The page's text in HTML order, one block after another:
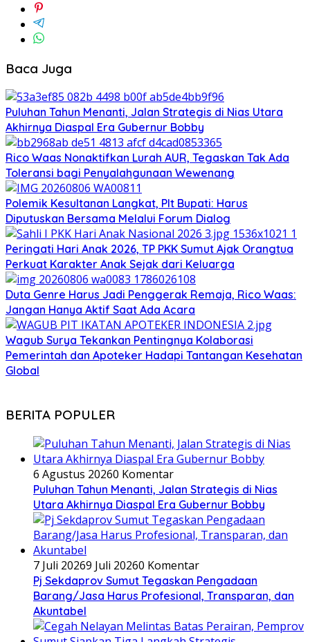
Baca Juga
Puluhan Tahun Menanti, Jalan Strategis di Nias Utara
Akhirnya Diaspal Era Gubernur Bobby
Rico Waas Nonaktifkan Lurah AUR, Tegaskan Tak Ada
Toleransi bagi Penyalahgunaan Wewenang
Polemik Kesultanan Langkat, Plt Bupati: Harus
Diputuskan Bersama Melalui Forum Dialog
Peringati Hari Anak 2026, TP PKK Sumut Ajak Orangtua
Perkuat Karakter Anak Sejak dari Keluarga
Duta Genre Harus Jadi Penggerak Remaja, Rico Waas:
Jangan Hanya Aktif Saat Ada Acara
Wagub Surya Tekankan Pentingnya Kolaborasi
Pemerintah dan Apoteker Hadapi Tantangan Kesehatan
Global
BERITA POPULER
6 Agustus 20260 Komentar
Puluhan Tahun Menanti, Jalan Strategis di Nias
Utara Akhirnya Diaspal Era Gubernur Bobby
7 Juli 20269 Juli 20260 Komentar
Pj Sekdaprov Sumut Tegaskan Pengadaan
Barang/Jasa Harus Profesional, Transparan, dan
Akuntabel